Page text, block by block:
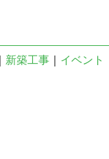
新築工事 イベント